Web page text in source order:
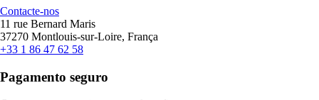
Contacte-nos
11 rue Bernard Maris
37270 Montlouis-sur-Loire, França
+33 1 86 47 62 58
Pagamento seguro